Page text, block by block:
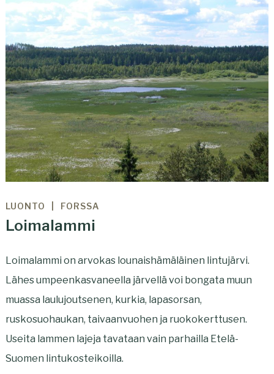
LUONTO FORSSA
Loimalammi
Loimalammi on arvokas lounaishämäläinen lintujärvi.
Lähes umpeenkasvaneella järvellä voi bongata muun
muassa laulujoutsenen, kurkia, lapasorsan,
ruskosuohaukan, taivaanvuohen ja ruokokerttusen.
Useita lammen lajeja tavataan vain parhailla Etelä-
Suomen lintukosteikoilla.